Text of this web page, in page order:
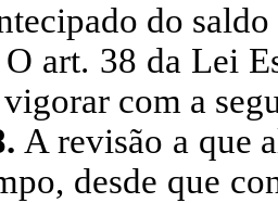
do saldo
O art. 38 da Lei
vigorar com a
A revisão a que
desde que